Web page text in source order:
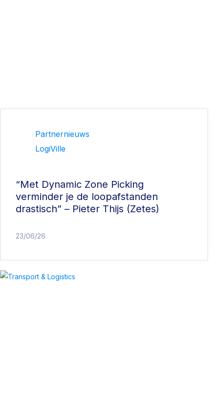
Partnernieuws
LogiVille
“Met Dynamic Zone Picking
verminder je de loopafstanden
drastisch” – Pieter Thijs (Zetes)
23/06/26